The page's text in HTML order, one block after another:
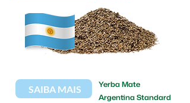
Yerba Mate
Argentina Standard
SAIBA MAIS